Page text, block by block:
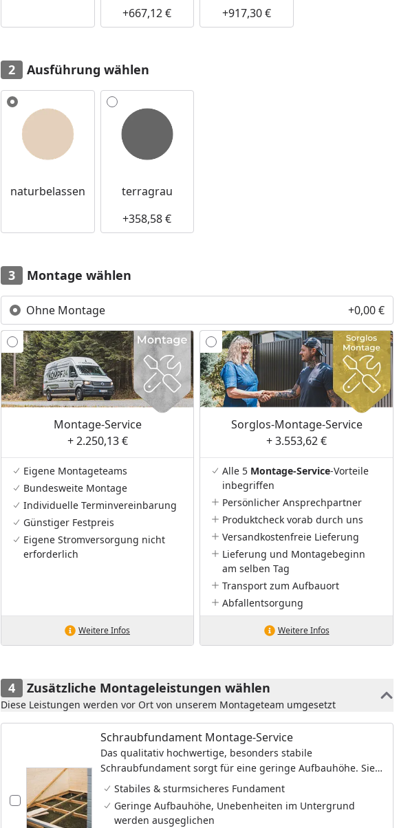
+667,12 €
+917,30 €
Ausführung wählen
Alle anzeigen (2)
naturbelassen
terragrau
+358,58 €
Montage wählen
Ohne Montage +0,00 €
Montage-Service
+ 2.250,13 €
Eigene Montageteams
Bundesweite Montage
Individuelle Terminvereinbarung
Günstiger Festpreis
Eigene Stromversorgung nicht
erforderlich
Weitere Infos
Sorglos-Montage-Service
+ 3.553,62 €
Alle 5 Montage-Service-Vorteile
inbegriffen
Persönlicher Ansprechpartner
Produktcheck vorab durch uns
Versandkostenfreie Lieferung
Lieferung und Montagebeginn
am selben Tag
Transport zum Aufbauort
Abfallentsorgung
Weitere Infos
Zusätzliche Montageleistungen wählen
Diese Leistungen werden vor Ort von unserem Montageteam umgesetzt
Schraubfundament Montage-Service
Das qualitativ hochwertige, besonders stabile
Schraubfundament sorgt für eine geringe Aufbauhöhe. Sie
haben damit eine bequeme, niedrige Stufe und gleichzeitig
dem Schraubfundament keine Gummi-Pads und
Stabiles & sturmsicheres Fundament
Geringe Aufbauhöhe, Unebenheiten im Untergrund
werden ausgeglichen